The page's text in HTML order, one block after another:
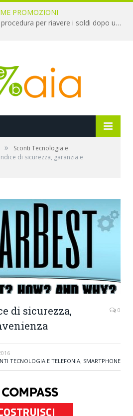
PROMOZIONI
Chargeback bancario: la procedura per riavere i soldi dopo una truffa online
»
Sconti Tecnologia e
di sicurezza, garanzia e
di sicurezza,
0
TECNOLOGIA E TELEFONIA, SMARTPHONE